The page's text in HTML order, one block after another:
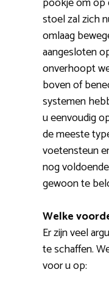
stoel zal zich
omlaag
aangesloten
onverhoopt
boven of
systemen
u eenvoudig
de meeste
voetensteun
nog
gewoon te
Welke
Er zijn veel
te schaffen.
voor u op: